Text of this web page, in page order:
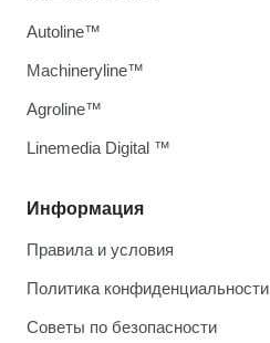
Информация
Правила и условия
Политика конфиденциальности
Советы по безопасности
Autoline™
Machineryline™
Agroline™
Linemedia Digital ™